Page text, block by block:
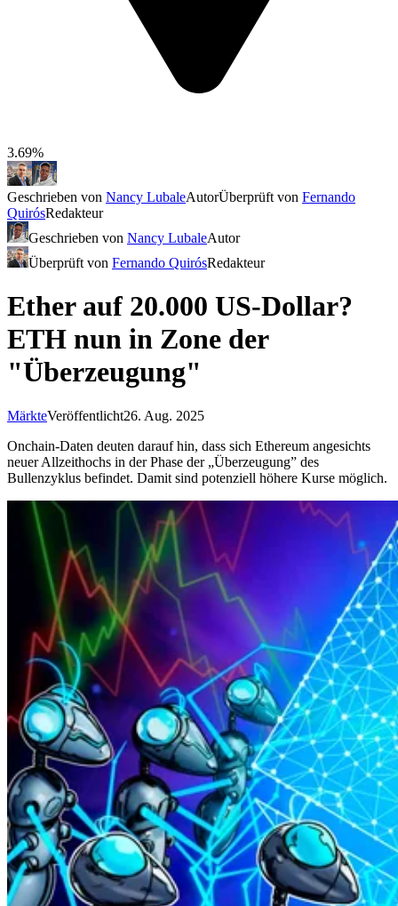
3.69%
Geschrieben von Nancy LubaleAutorÜberprüft von Fernando
QuirósRedakteur
Geschrieben von Nancy LubaleAutor
Überprüft von Fernando QuirósRedakteur
Ether auf 20.000 US-Dollar?
ETH nun in Zone der
"Überzeugung"
MärkteVeröffentlicht26. Aug. 2025
Onchain-Daten deuten darauf hin, dass sich Ethereum angesichts
neuer Allzeithochs in der Phase der „Überzeugung” des
Bullenzyklus befindet. Damit sind potenziell höhere Kurse möglich.